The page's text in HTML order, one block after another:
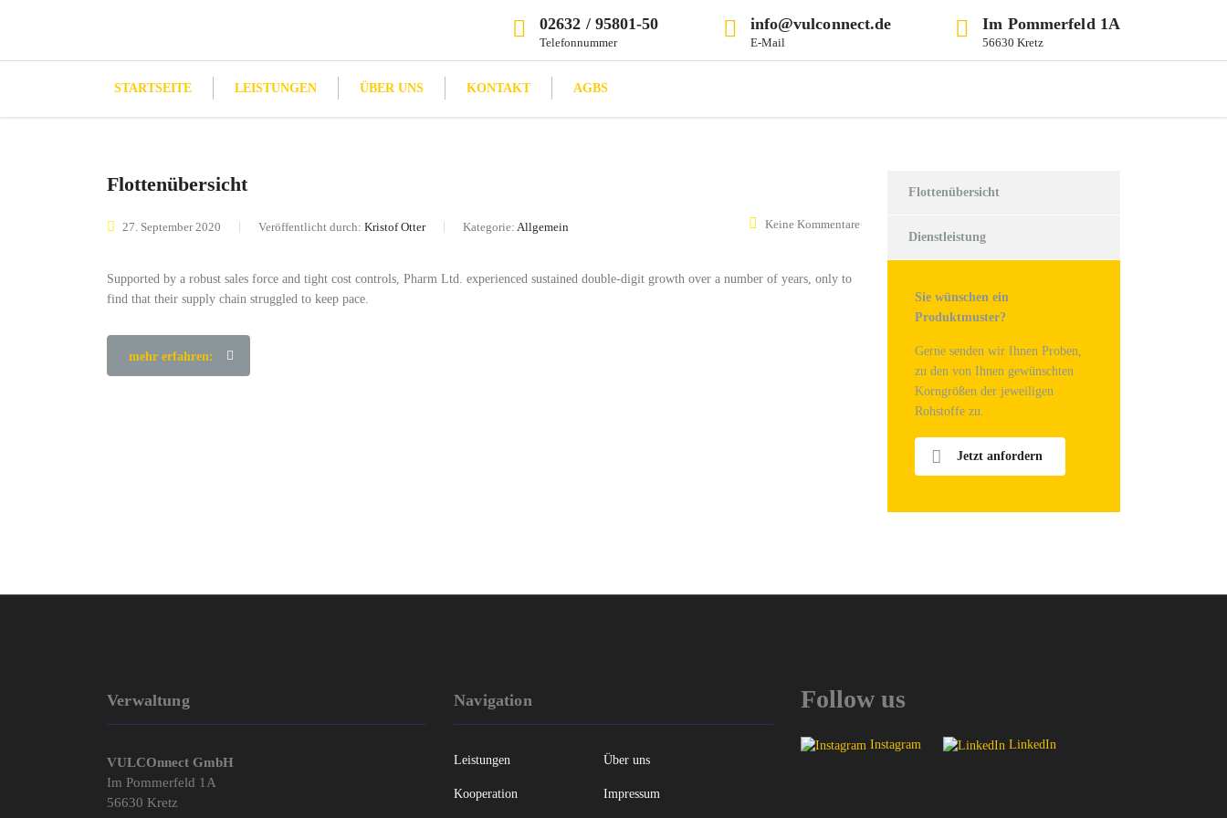
02632 / 95801-50
Telefonnummer
info@vulconnect.de
E-Mail
Im Pommerfeld 1A
56630 Kretz
STARTSEITE LEISTUNGEN ÜBER UNS KONTAKT AGBS
Flottenübersicht
27. September 2020 Veröffentlicht durch: Kristof Otter Kategorie: Allgemein Keine Kommentare
Supported by a robust sales force and tight cost controls, Pharm Ltd. experienced sustained double-digit growth over a number of years, only to
find that their supply chain struggled to keep pace.
mehr erfahren:
Flottenübersicht
Dienstleistung
Sie wünschen ein
Produktmuster?
Gerne senden wir Ihnen Proben,
zu den von Ihnen gewünschten
Korngrößen der jeweiligen
Rohstoffe zu.
Jetzt anfordern
Verwaltung
VULCOnnect GmbH
Im Pommerfeld 1A
56630 Kretz
Navigation
Leistungen Über uns
Kooperation Impressum
Follow us
Instagram LinkedIn